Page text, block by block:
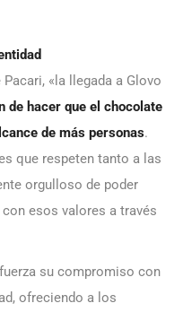
«la llegada a Glovo
de hacer que el chocolate
de más personas.
que respeten tanto a las
orgulloso de poder
esos valores a través
su compromiso con
ofreciendo a los